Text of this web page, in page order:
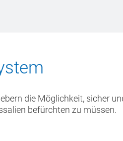
die Möglichkeit, sicher
befürchten zu müssen.